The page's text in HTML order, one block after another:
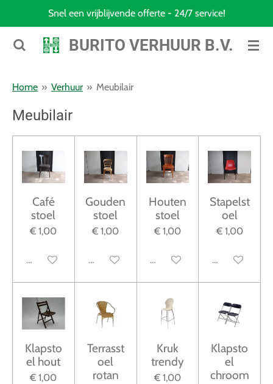
naar
hoofdinhoud
BURITO VERHUUR B.V.
Snel een vrijblijvende offerte - 24/7 service!
Home » Verhuur » Meubilair
Meubilair
Café
stoel
€ 1,00
Uitgeschakeld
Gouden
stoel
€ 1,00
Uitgeschakeld
Houten
stoel
€ 1,00
Uitgeschakeld
Stapelst
oel
€ 1,00
Uitgeschakeld
Klapsto
el hout
€ 1,00
Terrasst
oel
rotan
Kruk
trendy
€ 1,00
Klapsto
el
chroom